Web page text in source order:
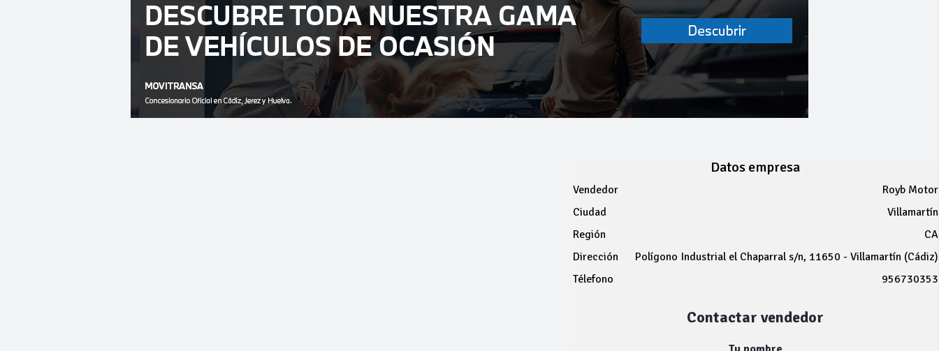
Datos empresa
Vendedor
Royb Motor
Ciudad
Villamartín
Región
CA
Dirección
Polígono Industrial el Chaparral s/n, 11650 - Villamartín (Cádiz)
Télefono
956730353
Contactar vendedor